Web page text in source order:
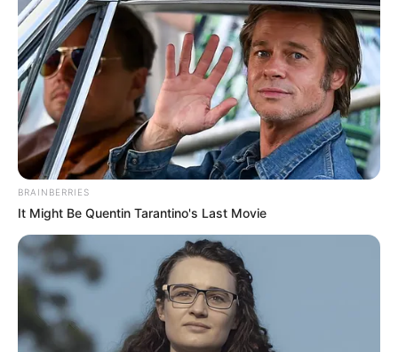
BRAINBERRIES
It Might Be Quentin Tarantino's Last Movie